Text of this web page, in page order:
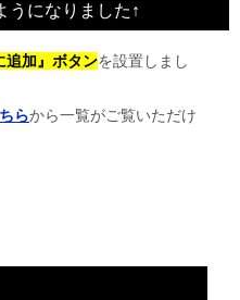
うになりました↑
追加』ボタンを設置しまし
らから一覧がご覧いただけ